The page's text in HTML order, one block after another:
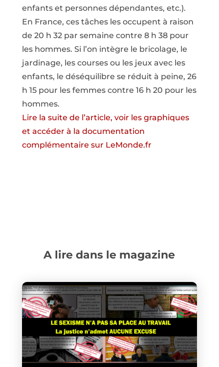
enfants et personnes dépendantes, etc.).
En France, ces tâches les occupent à raison
de 20 h 32 par semaine contre 8 h 38 pour
les hommes. Si l’on intègre le bricolage, le
jardinage, les courses ou les jeux avec les
enfants, le déséquilibre se réduit à peine, 26
h 15 pour les femmes contre 16 h 20 pour les
hommes.
Lire la suite de l’article, voir les graphiques
et accéder à la documentation
complémentaire sur LeMonde.fr
A lire dans le magazine